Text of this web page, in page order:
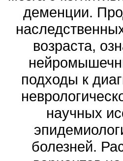
деменции.
возраста,
подходы к
научных
болезней.